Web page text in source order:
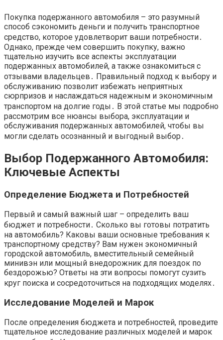
Покупка подержанного автомобиля – это разумный
способ сэкономить деньги и получить транспортное
средство, которое удовлетворит ваши потребности․
Однако, прежде чем совершить покупку, важно
тщательно изучить все аспекты эксплуатации
подержанных автомобилей, а также ознакомиться с
отзывами владельцев․ Правильный подход к выбору и
обслуживанию позволит избежать неприятных
сюрпризов и наслаждаться надежным и экономичным
транспортом на долгие годы․ В этой статье мы подробно
рассмотрим все нюансы выбора, эксплуатации и
обслуживания подержанных автомобилей, чтобы вы
могли сделать осознанный и выгодный выбор․
Выбор Подержанного Автомобиля:
Ключевые Аспекты
Определение Бюджета и Потребностей
Первый и самый важный шаг – определить ваш
бюджет и потребности․ Сколько вы готовы потратить
на автомобиль? Каковы ваши основные требования к
транспортному средству? Вам нужен экономичный
городской автомобиль, вместительный семейный
минивэн или мощный внедорожник для поездок по
бездорожью? Ответы на эти вопросы помогут сузить
круг поиска и сосредоточиться на подходящих моделях․
Исследование Моделей и Марок
После определения бюджета и потребностей, проведите
тщательное исследование различных моделей и марок